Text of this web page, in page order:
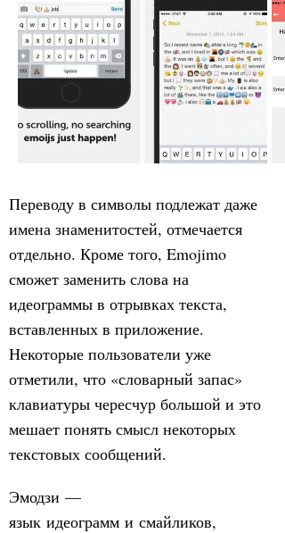
Переводу в символы подлежат даже
имена знаменитостей, отмечается
отдельно. Кроме того, Emojimo
сможет заменить слова на
идеограммы в отрывках текста,
вставленных в приложение.
Некоторые пользователи уже
отметили, что «словарный запас»
клавиатуры чересчур большой и это
мешает понять смысл некоторых
текстовых сообщений.
Эмодзи —
язык идеограмм и смайликов,